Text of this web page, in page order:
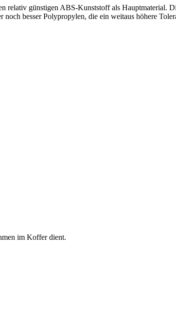
günstigen ABS-Kunststoff als Hauptmaterial.
besser Polypropylen, die ein weitaus höhere